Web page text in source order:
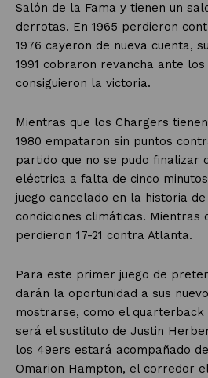
Salón de la Fama y tienen un
derrotas. En 1965 perdieron
1976 cayeron de nueva cuenta,
1991 cobraron revancha ante
consiguieron la victoria.
Mientras que los Chargers
1980 empataron sin puntos
partido que no se pudo finalizar
eléctrica a falta de cinco
juego cancelado en la historia
condiciones climáticas. Mientras
perdieron 17-21 contra Atlanta.
Para este primer juego de
darán la oportunidad a sus
mostrarse, como el quarterback
será el sustituto de Justin
los 49ers estará acompañado
Omarion Hampton, el corredor